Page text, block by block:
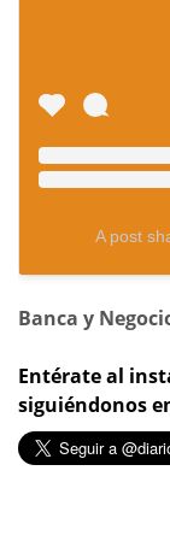
A post
Banca y
Entérate al
siguiéndonos